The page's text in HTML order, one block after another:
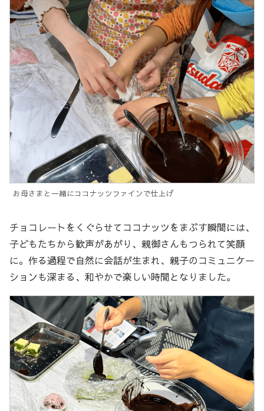
お母さまと一緒にココナッツファインで仕上げ
チョコレートをくぐらせてココナッツをまぶす瞬間には、
子どもたちから歓声があがり、親御さんもつられて笑顔
に。作る過程で自然に会話が生まれ、親子のコミュニケー
ションも深まる、和やかで楽しい時間となりました。